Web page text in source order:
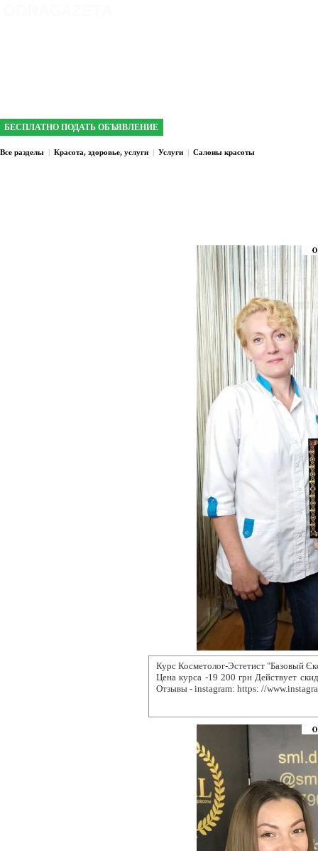
БЕСПЛАТНО ПОДАТЬ ОБЪЯВЛЕНИЕ
Все разделы | Красота, здоровье, услуги | Услуги | Салоны красоты
Курс Косметолог-Эстетист "Базовый
Цена курса -19 200 грн Действует
Отзывы - instagram: https: //